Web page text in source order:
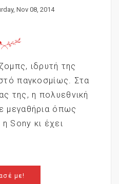
Nov 08, 2014
ιδρυτή της
παγκοσμίως. Στα
της, η πολυεθνική
μεγαθήρια όπως
Sony κι έχει
με!